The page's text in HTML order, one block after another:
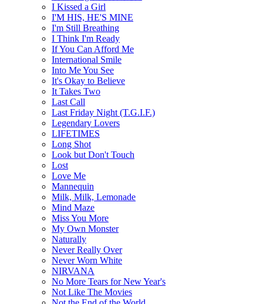
I Kissed a Girl
I'M HIS, HE'S MINE
I'm Still Breathing
I Think I'm Ready
If You Can Afford Me
International Smile
Into Me You See
It's Okay to Believe
It Takes Two
Last Call
Last Friday Night (T.G.I.F.)
Legendary Lovers
LIFETIMES
Long Shot
Look but Don't Touch
Lost
Love Me
Mannequin
Milk, Milk, Lemonade
Mind Maze
Miss You More
My Own Monster
Naturally
Never Really Over
Never Worn White
NIRVANA
No More Tears for New Year's
Not Like The Movies